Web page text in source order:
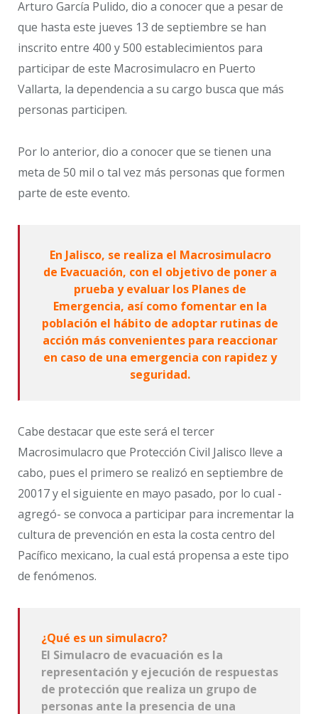
Arturo García Pulido, dio a conocer que a pesar de
que hasta este jueves 13 de septiembre se han
inscrito entre 400 y 500 establecimientos para
participar de este Macrosimulacro en Puerto
Vallarta, la dependencia a su cargo busca que más
personas participen.
Por lo anterior, dio a conocer que se tienen una
meta de 50 mil o tal vez más personas que formen
parte de este evento.
En Jalisco, se realiza el Macrosimulacro
de Evacuación, con el objetivo de poner a
prueba y evaluar los Planes de
Emergencia, así como fomentar en la
población el hábito de adoptar rutinas de
acción más convenientes para reaccionar
en caso de una emergencia con rapidez y
seguridad.
Cabe destacar que este será el tercer
Macrosimulacro que Protección Civil Jalisco lleve a
cabo, pues el primero se realizó en septiembre de
20017 y el siguiente en mayo pasado, por lo cual -
agregó- se convoca a participar para incrementar la
cultura de prevención en esta la costa centro del
Pacífico mexicano, la cual está propensa a este tipo
de fenómenos.
¿Qué es un simulacro?
El Simulacro de evacuación es la
representación y ejecución de respuestas
de protección que realiza un grupo de
personas ante la presencia de una